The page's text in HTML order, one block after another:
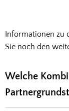
Informationen zu
Sie noch den
Welche